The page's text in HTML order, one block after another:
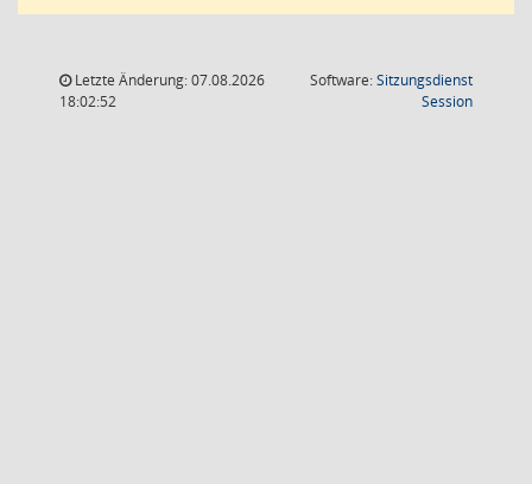
Letzte Änderung: 07.08.2026
18:02:52
Software:Sitzungsdienst
Session(Wird in